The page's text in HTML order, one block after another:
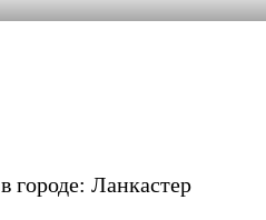
в городе: Ланкастер